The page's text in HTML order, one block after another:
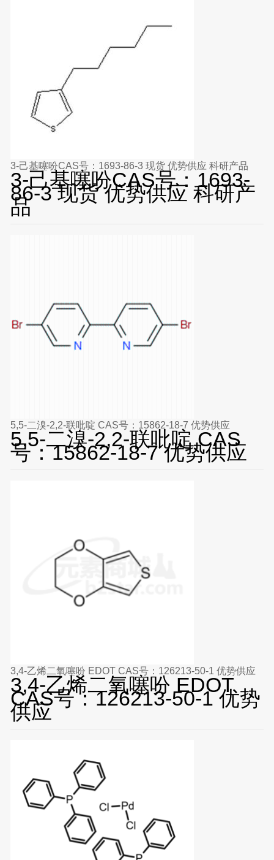
3-己基噻吩CAS号：1693-86-3 现货 优势供应 科研产品
3-己基噻吩CAS号：1693-
86-3 现货 优势供应 科研产
品
5,5-二溴-2,2-联吡啶 CAS号：15862-18-7 优势供应
5,5-二溴-2,2-联吡啶 CAS
号：15862-18-7 优势供应
3,4-乙烯二氧噻吩 EDOT CAS号：126213-50-1 优势供应
3,4-乙烯二氧噻吩 EDOT
CAS号：126213-50-1 优势
供应